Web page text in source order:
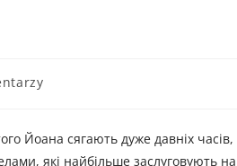
Йоана сягають дуже давніх
які найбільше заслуговують